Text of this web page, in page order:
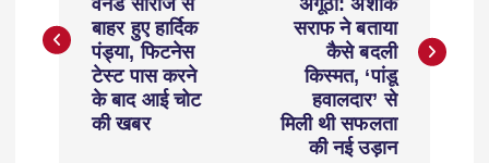
वनडे सीरीज से
बाहर हुए हार्दिक
पंड्या, फिटनेस
टेस्ट पास करने
के बाद आई चोट
की खबर
अंगूठी: अशोक
सराफ ने बताया
कैसे बदली
किस्मत, ‘पांडू
हवालदार’ से
मिली थी सफलता
की नई उड़ान